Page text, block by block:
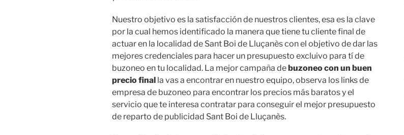
Nuestro objetivo es la satisfacción de nuestros clientes, esa es la clave
por la cual hemos identificado la manera que tiene tu cliente final de
actuar en la localidad de Sant Boi de Lluçanès con el objetivo de dar las
mejores credenciales para hacer un presupuesto excluivo para tí de
buzoneo en tu localidad. La mejor campaña debuzoneo con un buen
precio final la vas a encontrar en nuestro equipo, observa los links de
empresa de buzoneo para encontrar los precios más baratos y el
servicio que te interesa contratar para conseguir el mejor presupuesto
de reparto de publicidad Sant Boi de Lluçanès.